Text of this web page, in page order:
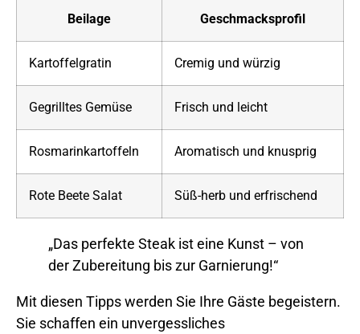
Beilage Geschmacksprofil
Kartoffelgratin Cremig und würzig
Gegrilltes Gemüse Frisch und leicht
Rosmarinkartoffeln Aromatisch und knusprig
Rote Beete Salat Süß-herb und erfrischend
„Das perfekte Steak ist eine Kunst – von
der Zubereitung bis zur Garnierung!“
Mit diesen Tipps werden Sie Ihre Gäste begeistern.
Sie schaffen ein unvergessliches